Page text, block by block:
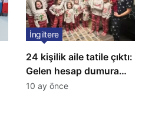
24 kişilik aile tatile çıktı:
Gelen hesap dumura
uğrattı
İngiltere
10 ay önce